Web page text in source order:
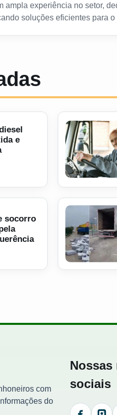
ampla experiência no setor,
soluções eficientes para o
após batida e motorista
e
Ler materia:
ser agredido pela
socorro
Ler materia:
com
do
Nossas
sociais